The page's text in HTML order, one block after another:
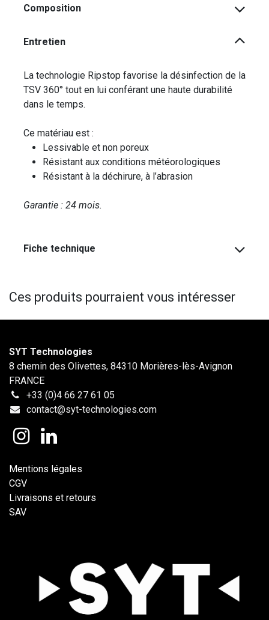
Composition
Entretien
La technologie Ripstop favorise la désinfection de la
TSV 360° tout en lui conférant une haute durabilité
dans le temps.
Ce matériau est :
Lessivable et non poreux
Résistant aux conditions météorologiques
Résistant à la déchirure, à l’abrasion
Garantie : 24 mois.
Fiche technique
Ces produits pourraient vous intéresser
SYT Technologies
8 chemin des Olivettes, 84310 Morières-lès-Avignon
FRANCE
+33 (0)4 66 27 61 05
contact@syt-technologies.com
Mentions légales
CGV
Livraisons et retours
SAV